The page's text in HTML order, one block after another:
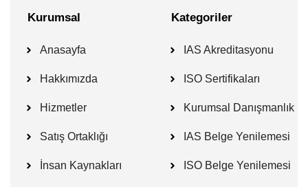
Kurumsal
Anasayfa
Hakkımızda
Hizmetler
Satış Ortaklığı
İnsan Kaynakları
Kategoriler
IAS Akreditasyonu
ISO Sertifikaları
Kurumsal Danışmanlık
IAS Belge Yenilemesi
ISO Belge Yenilemesi